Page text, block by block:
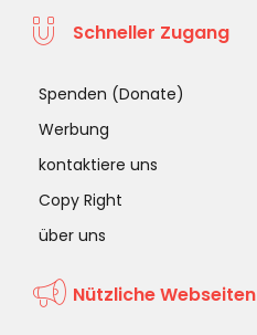
Schneller Zugang
Spenden (Donate)
Werbung
kontaktiere uns
Copy Right
über uns
Nützliche Webseiten